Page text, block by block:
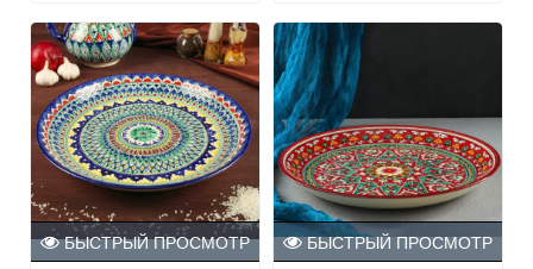
БЫСТРЫЙ ПРОСМОТР БЫСТРЫЙ ПРОСМОТР